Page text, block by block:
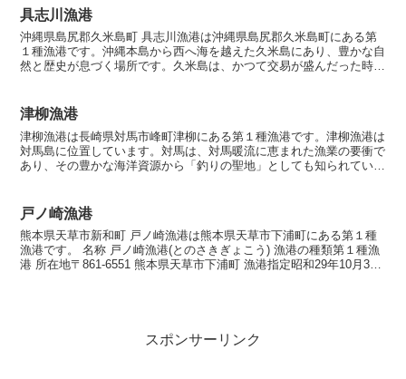
具志川漁港
沖縄県島尻郡久米島町 具志川漁港は沖縄県島尻郡久米島町にある第
１種漁港です。沖縄本島から西へ海を越えた久米島にあり、豊かな自
然と歴史が息づく場所です。久米島は、かつて交易が盛んだった時代
津柳漁港
津柳漁港は長崎県対馬市峰町津柳にある第１種漁港です。津柳漁港は
対馬島に位置しています。対馬は、対馬暖流に恵まれた漁業の要衝で
あり、その豊かな海洋資源から「釣りの聖地」としても知られていま
戸ノ崎漁港
熊本県天草市新和町 戸ノ崎漁港は熊本県天草市下浦町にある第１種
漁港です。 名称 戸ノ崎漁港(とのさきぎょこう) 漁港の種類第１種漁
港 所在地〒861-6551 熊本県天草市下浦町 漁港指定昭和29年10月30
スポンサーリンク